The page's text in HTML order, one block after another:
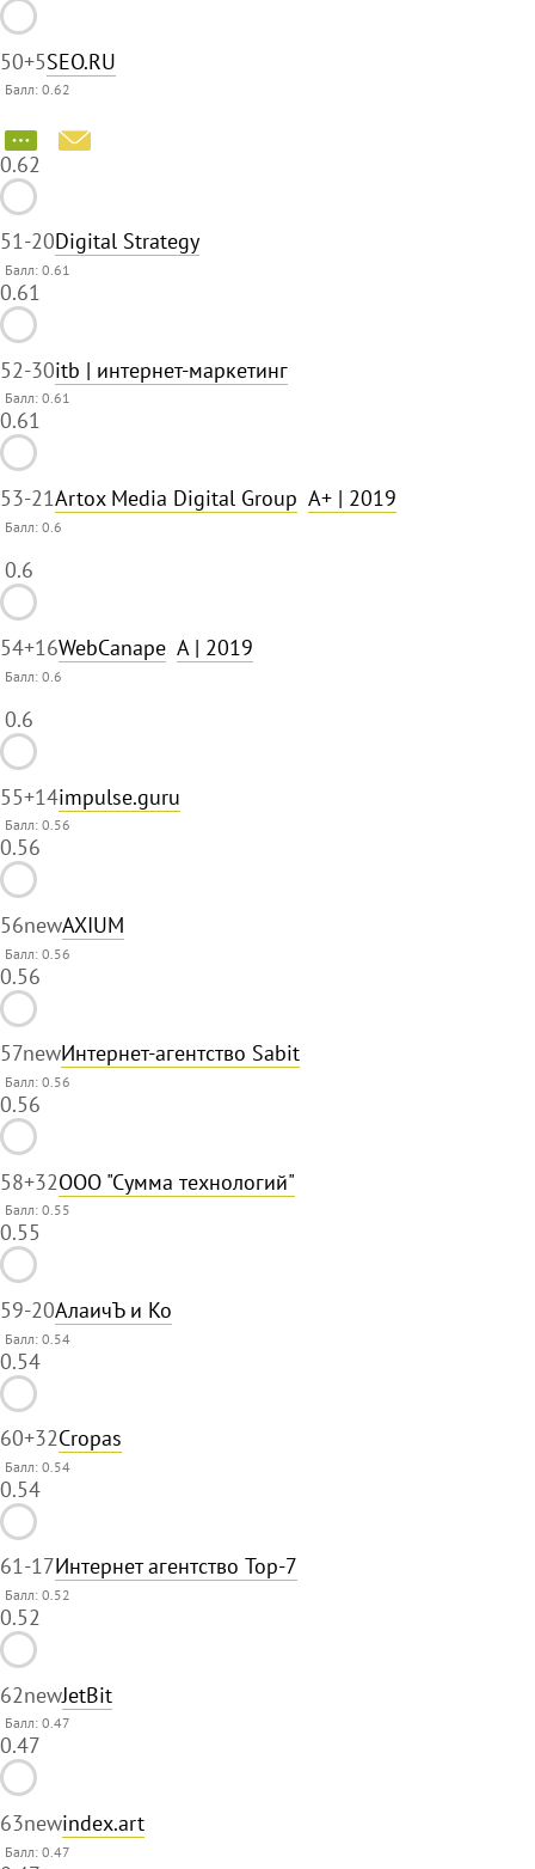
50+5SEO.RU
Балл: 0.62
0.62
51-20Digital Strategy
Балл: 0.61
0.61
52-30itb | интернет-маркетинг
Балл: 0.61
0.61
53-21Artox Media Digital Group A+ | 2019
Балл:0.6
0.6
54+16WebCanape A| 2019
Балл:0.6
0.6
55+14impulse.guru
Балл: 0.56
0.56
56newAXIUM
Балл: 0.56
0.56
57newИнтернет-агентство Sabit
Балл: 0.56
0.56
58+32ООО "Сумма технологий"
Балл: 0.55
0.55
59-20АлаичЪ и Ко
Балл: 0.54
0.54
60+32Cropas
Балл: 0.54
0.54
61-17Интернет агентство Top-7
Балл: 0.52
0.52
62newJetBit
Балл: 0.47
0.47
63newindex.art
Балл: 0.47